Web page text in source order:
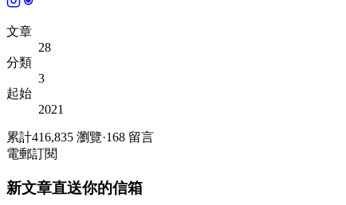
文章
28
分類
3
起始
2021
累計416,835 瀏覽·168 留言
電郵訂閱
新文章直送你的信箱